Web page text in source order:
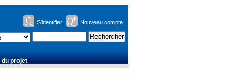
S'identifier Nouveau compte
projet